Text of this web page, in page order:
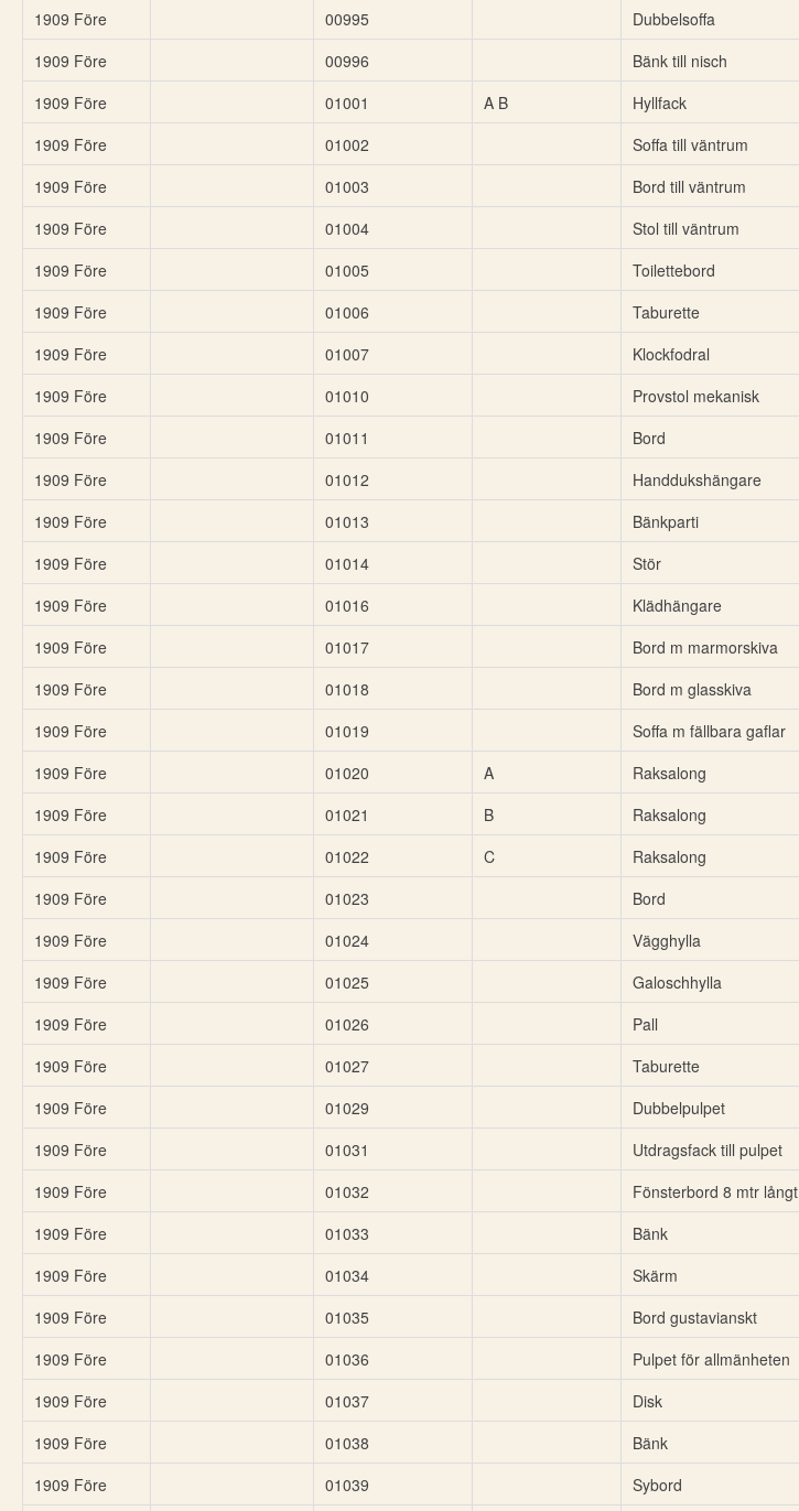
1909 Före
00995 Dubbelsoffa
1909 Före
00996 Bänk till nisch
1909 Före
01001 A B Hyllfack
1909 Före
01002 Soffa till väntrum
1909 Före
01003 Bord till väntrum
1909 Före
01004 Stol till väntrum
1909 Före
01005 Toilettebord
1909 Före
01006 Taburette
1909 Före
01007 Klockfodral
1909 Före
01010 Provstol mekanisk
1909 Före
01011 Bord
1909 Före
01012 Handdukshängare
1909 Före
01013 Bänkparti
1909 Före
01014
Stör
1909 Före
01016 Klädhängare
1909 Före
01017 Bord m marmorskiva
1909 Före
01018 Bord m glasskiva
1909 Före
01019 Soffa m fällbara gaflar
1909 Före
01020 A
Raksalong
1909 Före
01021 B
Raksalong
1909 Före
01022 C
Raksalong
1909 Före
01023 Bord
1909 Före
01024 Vägghylla
1909 Före
01025 Galoschhylla
1909 Före
01026 Pall
1909 Före
01027 Taburette
1909 Före
01029 Dubbelpulpet
1909 Före
01031 Utdragsfack till pulpet
1909 Före
01032 Fönsterbord 8 mtr långt
1909 Före
01033 Bänk
1909 Före
01034 Skärm
1909 Före
01035 Bord gustavianskt
1909 Före
01036 Pulpet för allmänheten
1909 Före
01037 Disk
1909 Före
01038
Bänk
1909 Före
01039 Sybord